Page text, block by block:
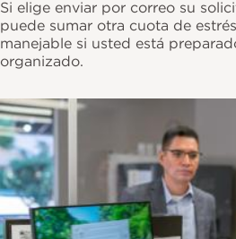
Si elige enviar por correo su
puede sumar otra cuota de
manejable si usted está
organizado.
Imagen